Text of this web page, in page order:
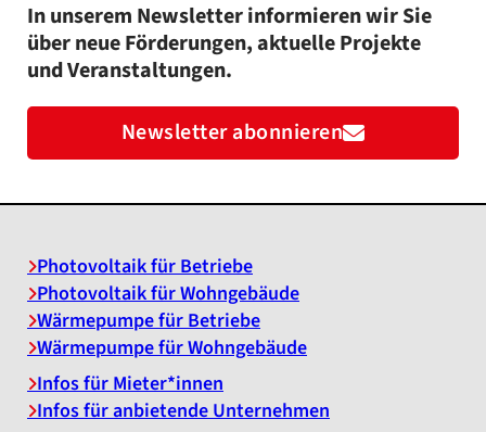
In unserem Newsletter informieren wir Sie
über neue Förderungen, aktuelle Projekte
und Veranstaltungen.
Newsletter abonnieren
Photovoltaik für Betriebe
Photovoltaik für Wohngebäude
Wärmepumpe für Betriebe
Wärmepumpe für Wohngebäude
Infos für Mieter*innen
Infos für anbietende Unternehmen